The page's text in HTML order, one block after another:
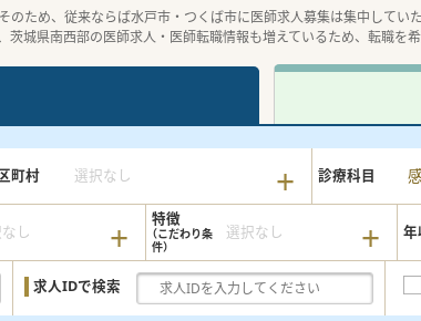
ため、従来ならば水戸市・つくば市に医師求人募集は集中して
城県南西部の医師求人・医師転職情報も増えているため、転職を
町村 選択なし 診療科目
し
特徴
選択なし 年
求人IDで検索